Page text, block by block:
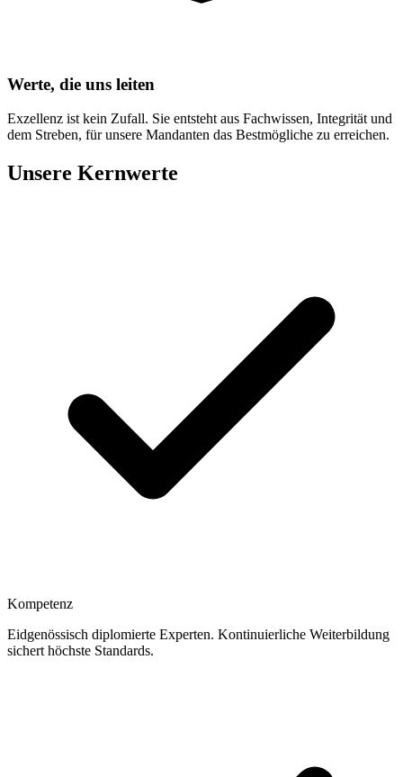
Werte, die uns leiten
Exzellenz ist kein Zufall. Sie entsteht aus Fachwissen, Integrität und
dem Streben, für unsere Mandanten das Bestmögliche zu erreichen.
Unsere Kernwerte
Kompetenz
Eidgenössisch diplomierte Experten. Kontinuierliche Weiterbildung
sichert höchste Standards.